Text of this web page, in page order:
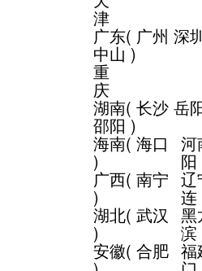
津
广东( 广州 深
中山 )
重
庆
湖南( 长沙 岳
邵阳 )
海南(海口
)
河
阳
广西( 南宁
)
辽
连
湖北( 武汉
)
黑
滨
安徽( 合肥 福